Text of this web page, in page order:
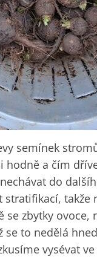
semínek
a čím
do
takže
zbytky
to nedělá
vysévat